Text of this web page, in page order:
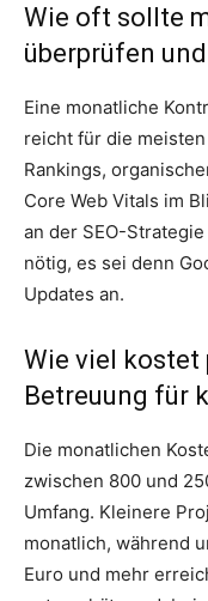
Wie oft sollte
überprüfen
Eine monatliche
reicht für die
Rankings,
Core Web Vitals im
an der SEO-
nötig, es sei denn
Updates an.
Wie viel kostet
Betreuung für
Die monatlichen
zwischen 800 und
Umfang. Kleinere
monatlich, während
Euro und mehr